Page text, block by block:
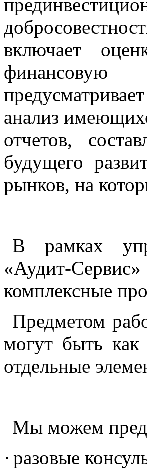
включает
финансовую
анализ
отчетов,
будущего
рынков, на
В рамках
«Аудит-
комплексные
Предметом
могут быть
отдельные
Мы можем
· разовые